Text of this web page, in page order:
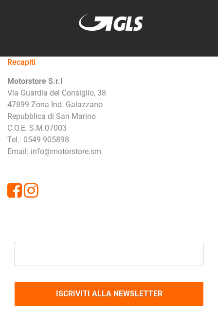
Recapiti
Motorstore S.r.l
Via Guardia del Consiglio, 38
47899 Zona Ind. Galazzano
Repubblica di San Marino
C.O.E. S.M.07003
Tel.: 0549 905898
Email: info@motorstore.sm
FacebookInstagram